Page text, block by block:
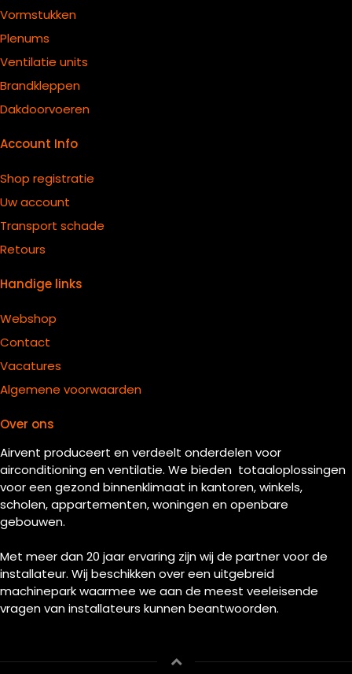
Vormstukken
Plenums
Ventilatie units
Brandkleppen
Dakdoorvoeren
Account Info
Shop registratie
Uw account
Transport schade
Retours
Handige links
Webshop
Contact
Vacatures
Algemene voorwaarden
Over ons
Airvent produceert en verdeelt onderdelen voor
airconditioning en ventilatie. We bieden totaaloplossingen
voor een gezond binnenklimaat in kantoren, winkels,
scholen, appartementen, woningen en openbare
gebouwen.
Met meer dan 20 jaar ervaring zijn wij de partner voor de
installateur. Wij beschikken over een uitgebreid
machinepark waarmee we aan de meest veeleisende
vragen van installateurs kunnen beantwoorden.